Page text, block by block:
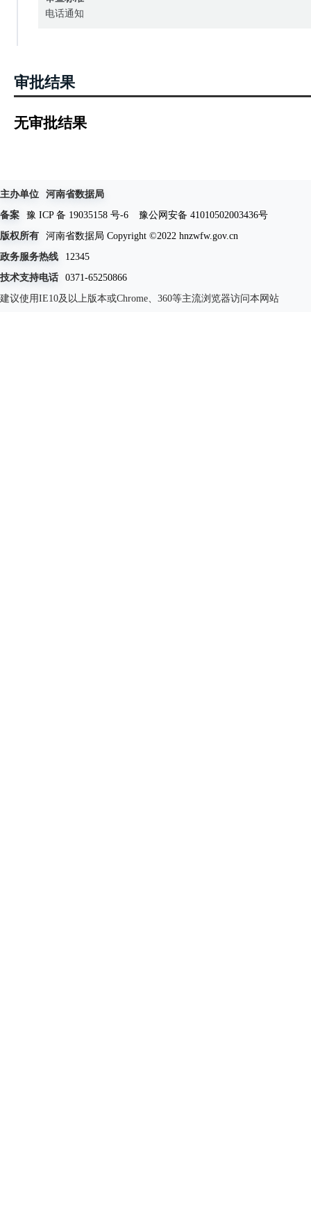
电话通知
审批结果
无审批结果
主办单位
河南省数据局
备案
豫 ICP 备 19035158 号-6
豫公网安备 41010502003436号
版权所有
河南省数据局 Copyright ©2022 hnzwfw.gov.cn
政务服务热线
12345
技术支持电话
0371-65250866
建议使用IE10及以上版本或Chrome、360等主流浏览器访问本网站